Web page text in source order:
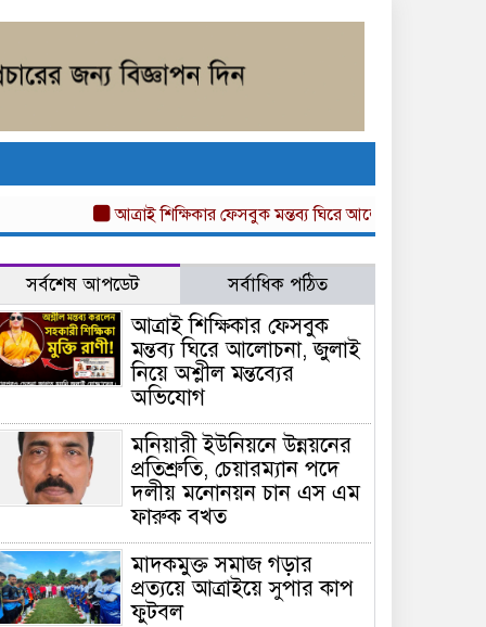
আত্রাই শিক্ষিকার ফেসবুক মন্তব্য ঘিরে আলোচনা, জুলাই নিয়ে
সর্বশেষ আপডেট সর্বাধিক পঠিত
আত্রাই শিক্ষিকার ফেসবুক
মন্তব্য ঘিরে আলোচনা, জুলাই
নিয়ে অশ্লীল মন্তব্যের
অভিযোগ
মনিয়ারী ইউনিয়নে উন্নয়নের
প্রতিশ্রুতি, চেয়ারম্যান পদে
দলীয় মনোনয়ন চান এস এম
ফারুক বখত
মাদকমুক্ত সমাজ গড়ার
প্রত্যয়ে আত্রাইয়ে সুপার কাপ
ফুটবল